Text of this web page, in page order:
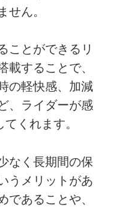
せん。
ことができるリ
載することで、
の軽快感、加減
、ライダーが感
くれます。
なく長期間の保
うメリットがあ
であることや、